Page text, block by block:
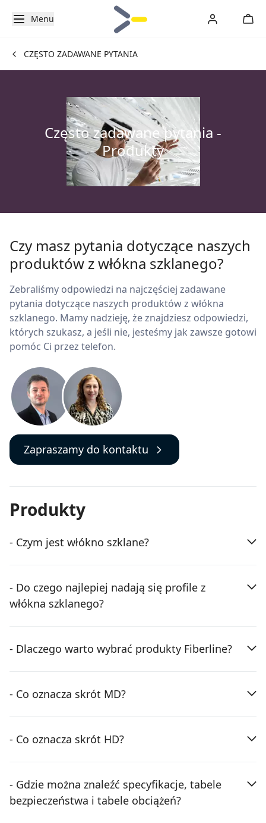
Menu
CZĘSTO ZADAWANE PYTANIA
Często zadawane pytania -
Produkty
Czy masz pytania dotyczące naszych
produktów z włókna szklanego?
Zebraliśmy odpowiedzi na najczęściej zadawane
pytania dotyczące naszych produktów z włókna
szklanego. Mamy nadzieję, że znajdziesz odpowiedzi,
których szukasz, a jeśli nie, jesteśmy jak zawsze gotowi
pomóc Ci przez telefon.
Zapraszamy do kontaktu
Produkty
- Czym jest włókno szklane?
- Do czego najlepiej nadają się profile z
włókna szklanego?
- Dlaczego warto wybrać produkty Fiberline?
- Co oznacza skrót MD?
- Co oznacza skrót HD?
- Gdzie można znaleźć specyfikacje, tabele
bezpieczeństwa i tabele obciążeń?